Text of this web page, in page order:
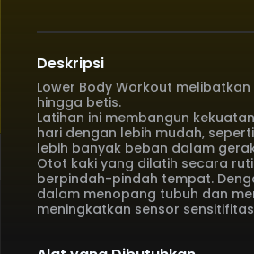
Deskripsi
Lower Body Workout
hingga betis.
Latihan ini membangun
hari dengan lebih mudah,
lebih banyak beban dalam
Otot kaki yang dilatih secara
berpindah-pindah tempat.
dalam menopang tubuh dan
meningkatkan sensor